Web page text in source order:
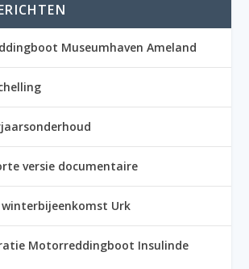
Museumhaven Ameland
versie documentaire
winterbijeenkomst Urk
Motorreddingboot Insulinde